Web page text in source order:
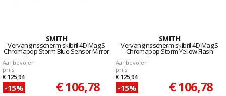
SMITH
Vervanginsscherm skibril 4D Mag S
Chromapop Storm Blue Sensor Mirror
Aanbevolen
prijs
€ 125,94
-15% € 106,78
SMITH
Vervanginsscherm skibril 4D Mag S
Chromapop Storm Yellow Flash
Aanbevolen
prijs
€ 125,94
-15% € 106,78